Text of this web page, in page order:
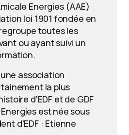
Energies (AAE)
loi 1901 fondée en
toutes les
ou ayant suivi un
association
la plus
d'EDF et de GDF
Energies est née sous
d'EDF : Etienne